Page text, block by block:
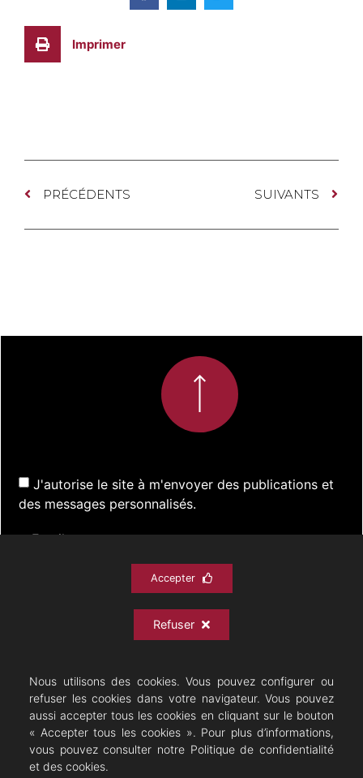
Imprimer
PRÉCÉDENTS SUIVANTS
J'autorise le site à m'envoyer des publications et
des messages personnalisés.
S'inscrire
SPECTACLESDOCUMENTATION
Nous utilisons des cookies. Vous pouvez configurer ou
refuser les cookies dans votre navigateur. Vous pouvez
aussi accepter tous les cookies en cliquant sur le bouton
« Accepter tous les cookies ». Pour plus d’informations,
vous pouvez consulter notre Politique de confidentialité
et des cookies.
Accepter
Refuser